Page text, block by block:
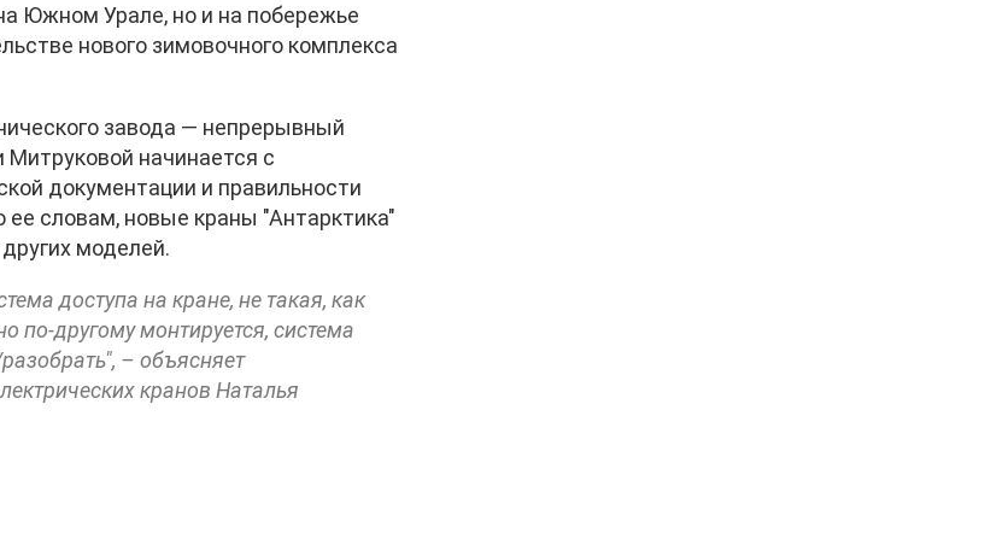
Южном Урале, но и на побережье
нового зимовочного комплекса
завода — непрерывный
начинается с
документации и правильности
словам, новые краны "Антарктика"
моделей.
доступа на кране, не такая, как
по-другому монтируется, система
– объясняет
кранов Наталья